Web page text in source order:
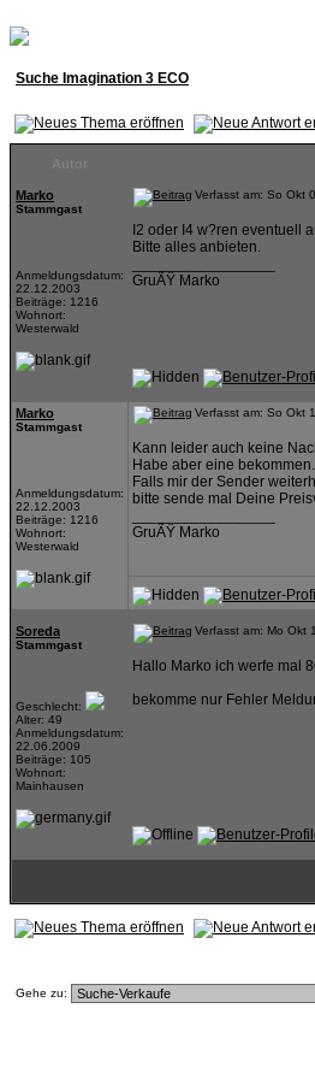
Suche Imagination 3 ECO
Marko
Stammgast
Anmeldungsdatum:
22.12.2003
Beiträge: 1216
Wohnort:
Westerwald
Verfasst am: So
I2 oder I4 w?ren eventuell
Bitte alles anbieten.
GruÃŸ Marko
Marko
Stammgast
Anmeldungsdatum:
22.12.2003
Beiträge: 1216
Wohnort:
Westerwald
Verfasst am: So
Kann leider auch keine
Habe aber eine bekommen.
Falls mir der Sender
bitte sende mal Deine
GruÃŸ Marko
Soreda
Stammgast
Geschlecht:
Alter: 49
Anmeldungsdatum:
22.06.2009
Beiträge: 105
Wohnort:
Mainhausen
Verfasst am: Mo
Hallo Marko ich werfe mal
bekomme nur Fehler
Gehe zu: